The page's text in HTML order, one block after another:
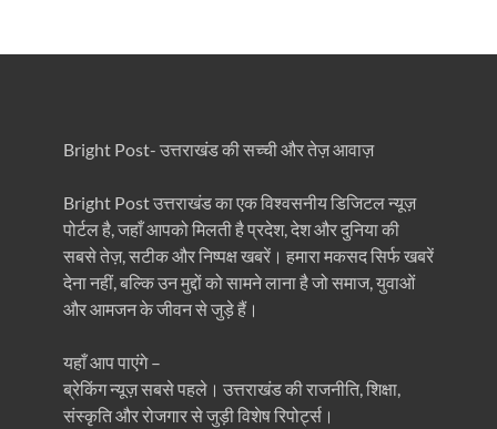
Bright Post- उत्तराखंड की सच्ची और तेज़ आवाज़
Bright Post उत्तराखंड का एक विश्वसनीय डिजिटल न्यूज़
पोर्टल है, जहाँ आपको मिलती है प्रदेश, देश और दुनिया की
सबसे तेज़, सटीक और निष्पक्ष खबरें। हमारा मकसद सिर्फ खबरें
देना नहीं, बल्कि उन मुद्दों को सामने लाना है जो समाज, युवाओं
और आमजन के जीवन से जुड़े हैं।
यहाँ आप पाएंगे –
ब्रेकिंग न्यूज़ सबसे पहले। उत्तराखंड की राजनीति, शिक्षा,
संस्कृति और रोजगार से जुड़ी विशेष रिपोर्ट्स।